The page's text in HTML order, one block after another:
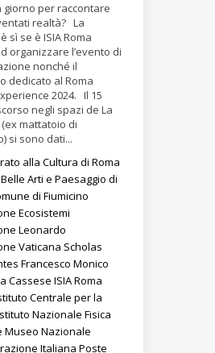
giorno per raccontare
realtà? La
sì se è ISIA Roma
organizzare l’evento di
nonché il
dedicato al Roma
2024. Il 15
negli spazi de La
mattatoio di
si sono dati...
alla Cultura di Roma
Belle Arti e Paesaggio di
di Fiumicino
Ecosistemi
Leonardo
Vaticana Scholas
Francesco Monico
Cassese ISIA Roma
Centrale per la
Nazionale Fisica
Museo Nazionale
Italiana Poste